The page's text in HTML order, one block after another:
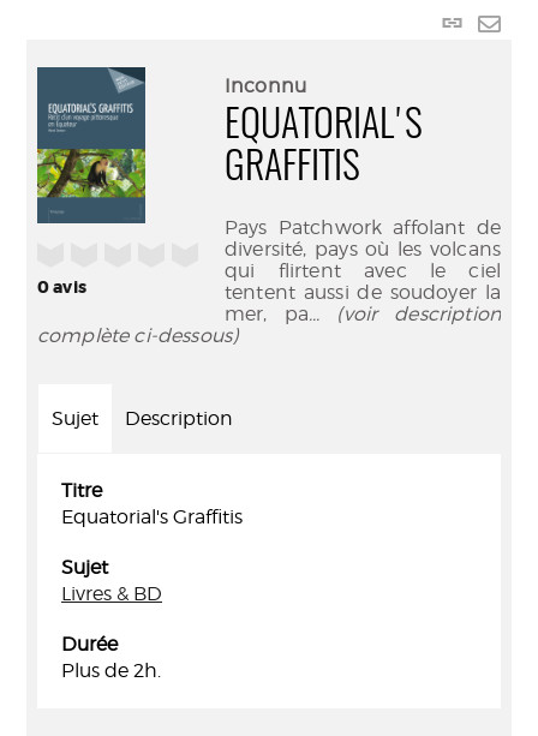
Lien
0avis
Inconnu
EQUATORIAL'S
GRAFFITIS
Pays Patchwork affolant de
diversité, pays où les volcans
qui flirtent avec le ciel
tentent aussi de soudoyer la
mer, pa... (voir description
complète ci-dessous)
Sujet Description
Titre
Equatorial's Graffitis
Sujet
Livres & BD
Durée
Plus de 2h.